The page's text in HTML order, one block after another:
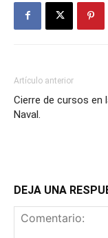
Artículo anterior
Cierre de cursos en
Naval.
DEJA UNA